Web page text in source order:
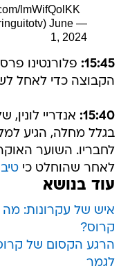
lmWifQolKK
— El Chiringuito TV (@elchiringuitotv)
June
1, 2024
15:45: פלורנטינו
הקבוצה כדי לאחל
15:40: אנדריי
בגלל מחלה, הגיע
לחבריו. השוער
לאחר שהוחלט כי
עוד בנושא
איש של עקרונות: מה
קרוס?
הרגע הקסום של
לגמר